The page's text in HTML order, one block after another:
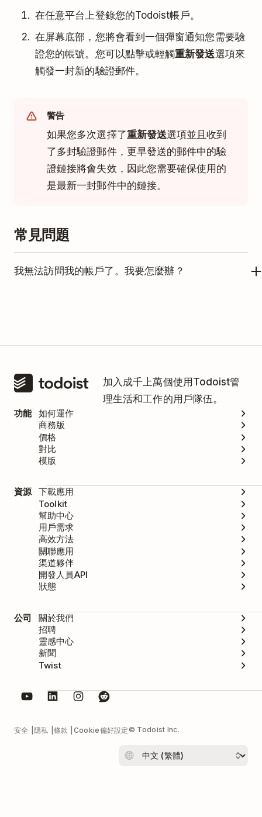
在任意平台上登錄您的Todoist帳戶。
在屏幕底部，您將會看到一個彈窗通知您需要驗
證您的帳號。您可以點擊或輕觸重新發送選項來
觸發一封新的驗證郵件。
警告
如果您多次選擇了重新發送選項並且收到
了多封驗證郵件，更早發送的郵件中的驗
證鏈接將會失效，因此您需要確保使用的
是最新一封郵件中的鏈接。
常見問題
我無法訪問我的帳戶了。我要怎麼辦？
加入成千上萬個使用Todoist管
理生活和工作的用戶隊伍。
功能
如何運作
商務版
價格
對比
模版
資源
下載應用
Toolkit
幫助中心
用戶需求
高效方法
關聯應用
渠道夥伴
開發人員API
狀態
公司
關於我們
招聘
靈感中心
新聞
Twist
安全 隱私 條款 Cookie偏好設定© Todoist Inc.